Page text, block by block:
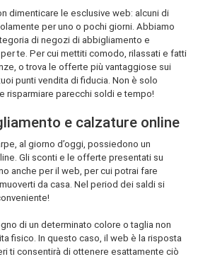
dimenticare le esclusive web: alcuni di
per uno o pochi giorni. Abbiamo
di negozi di abbigliamento e
te. Per cui mettiti comodo, rilassati e fatti
o trova le offerte più vantaggiose sui
punti vendita di fiducia. Non è solo
risparmiare parecchi soldi e tempo!
e calzature online
al giorno d’oggi, possiedono un
Gli sconti e le offerte presentati su
anche per il web, per cui potrai fare
da casa. Nel period dei saldi si
di un determinato colore o taglia non
fisico. In questo caso, il web è la risposta
ti consentirà di ottenere esattamente ciò